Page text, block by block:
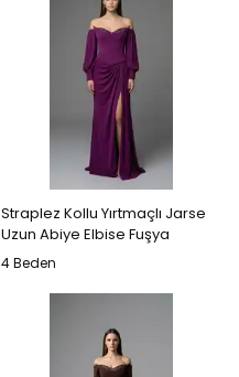
Straplez Kollu Yırtmaçlı Jarse
Uzun Abiye Elbise Fuşya
4 Beden